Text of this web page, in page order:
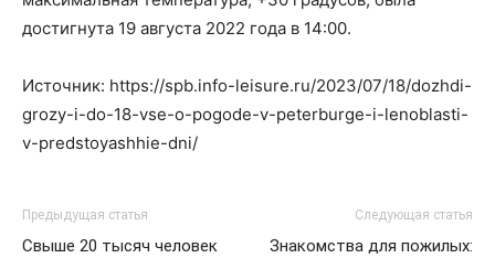
достигнута 19 августа 2022 года в 14:00.
Источник: https://spb.info-leisure.ru/2023/07/18/dozhdi-
grozy-i-do-18-vse-o-pogode-v-peterburge-i-lenoblasti-
v-predstoyashhie-dni/
Предыдущая статья
Свыше 20 тысяч человек
Следующая статья
Знакомства для пожилых: